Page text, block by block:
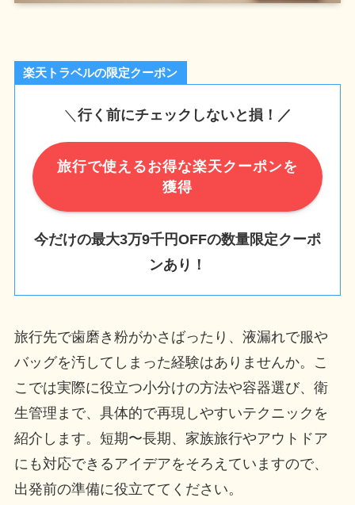
楽天トラベルの限定クーポン
＼ 行く前にチェックしないと損！／
旅行で使えるお得な楽天クーポンを
獲得
今だけの最大3万9千円OFFの数量限定クーポ
ンあり！
旅行先で歯磨き粉がかさばったり、液漏れで服や
バッグを汚してしまった経験はありませんか。こ
こでは実際に役立つ小分けの方法や容器選び、衛
生管理まで、具体的で再現しやすいテクニックを
紹介します。短期〜長期、家族旅行やアウトドア
にも対応できるアイデアをそろえていますので、
出発前の準備に役立ててください。